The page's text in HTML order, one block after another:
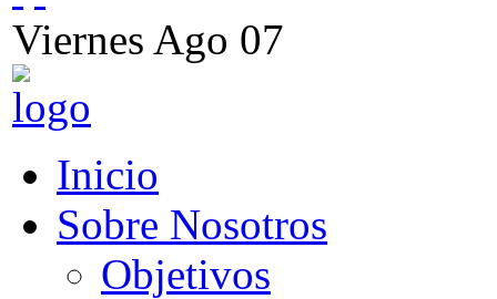
Viernes Ago 07
Inicio
Sobre Nosotros
Objetivos